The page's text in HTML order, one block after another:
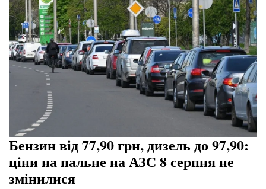
Бензин від 77,90 грн, дизель до 97,90:
ціни на пальне на АЗС 8 серпня не
змінилися